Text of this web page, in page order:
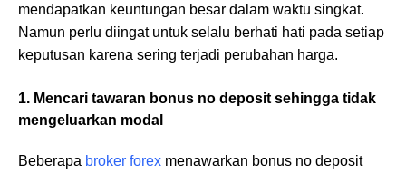
mendapatkan keuntungan besar dalam waktu singkat.
Namun perlu diingat untuk selalu berhati hati pada setiap
keputusan karena sering terjadi perubahan harga.
1. Mencari tawaran bonus no deposit sehingga tidak
mengeluarkan modal
Beberapa broker forex menawarkan bonus no deposit